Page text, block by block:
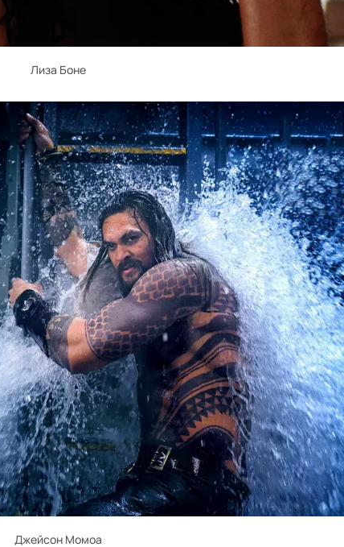
Лиза Боне
Джейсон Момоа